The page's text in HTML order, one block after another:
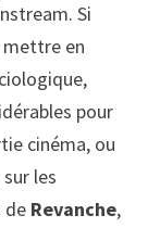
Si
en
pour
cinéma, ou
les
de Revanche,